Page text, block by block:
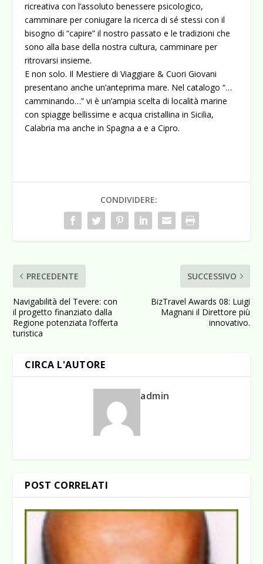
ricreativa con l’assoluto benessere psicologico,
camminare per coniugare la ricerca di sé stessi con il
bisogno di “capire” il nostro passato e le tradizioni che
sono alla base della nostra cultura, camminare per
ritrovarsi insieme.
E non solo. Il Mestiere di Viaggiare & Cuori Giovani
presentano anche un’anteprima mare. Nel catalogo “…
camminando…” vi è un’ampia scelta di località marine
con spiagge bellissime e acqua cristallina in Sicilia,
Calabria ma anche in Spagna a e a Cipro.
CONDIVIDERE:
PRECEDENTE
Navigabilità del Tevere: con
il progetto finanziato dalla
Regione potenziata l’offerta
turistica
SUCCESSIVO
BizTravel Awards 08: Luigi
Magnani il Direttore più
innovativo.
CIRCA L'AUTORE
admin
POST CORRELATI